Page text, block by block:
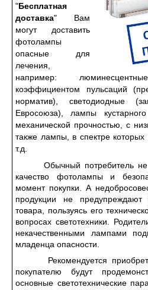
"Бесплатная
доставка" Вам
могут доставить
фотолампы
опасные для
лечения,
например:
коэффициентом пульсаций
норматив), светодиодные
Евросоюза), лампы
механической прочностью, с
также лампы, в спектре которых
т.д.
Обычный потребитель не в
качество фотолампы и
момент покупки. А
продукции не
товара, пользуясь его
вопросах светотехники.
некачественными лампами
младенца опасности.
Рекомендуется
покупателю будут
основные светотехнические